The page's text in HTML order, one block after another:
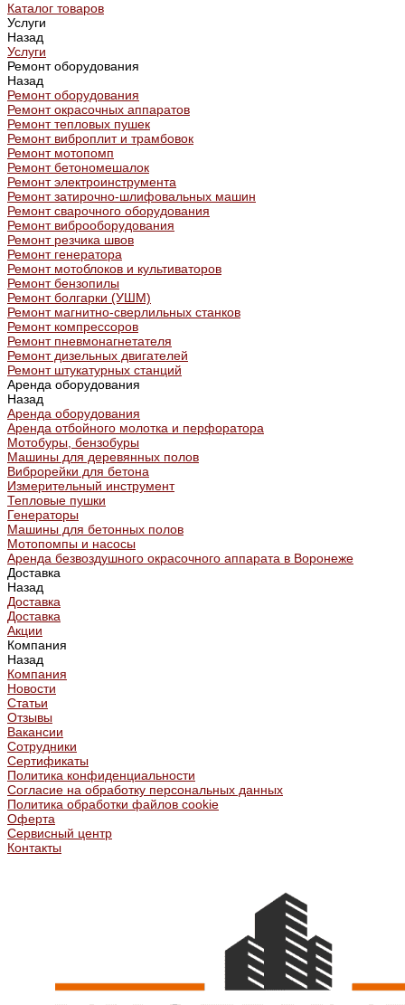
Каталог товаров
Услуги
Назад
Услуги
Ремонт оборудования
Назад
Ремонт оборудования
Ремонт окрасочных аппаратов
Ремонт тепловых пушек
Ремонт виброплит и трамбовок
Ремонт мотопомп
Ремонт бетономешалок
Ремонт электроинструмента
Ремонт затирочно-шлифовальных машин
Ремонт сварочного оборудования
Ремонт виброоборудования
Ремонт резчика швов
Ремонт генератора
Ремонт мотоблоков и культиваторов
Ремонт бензопилы
Ремонт болгарки (УШМ)
Ремонт магнитно-сверлильных станков
Ремонт компрессоров
Ремонт пневмонагнетателя
Ремонт дизельных двигателей
Ремонт штукатурных станций
Аренда оборудования
Назад
Аренда оборудования
Аренда отбойного молотка и перфоратора
Мотобуры, бензобуры
Машины для деревянных полов
Виброрейки для бетона
Измерительный инструмент
Тепловые пушки
Генераторы
Машины для бетонных полов
Мотопомпы и насосы
Аренда безвоздушного окрасочного аппарата в Воронеже
Доставка
Назад
Доставка
Доставка
Акции
Компания
Назад
Компания
Новости
Статьи
Отзывы
Вакансии
Сотрудники
Сертификаты
Политика конфиденциальности
Согласие на обработку персональных данных
Политика обработки файлов cookie
Оферта
Сервисный центр
Контакты